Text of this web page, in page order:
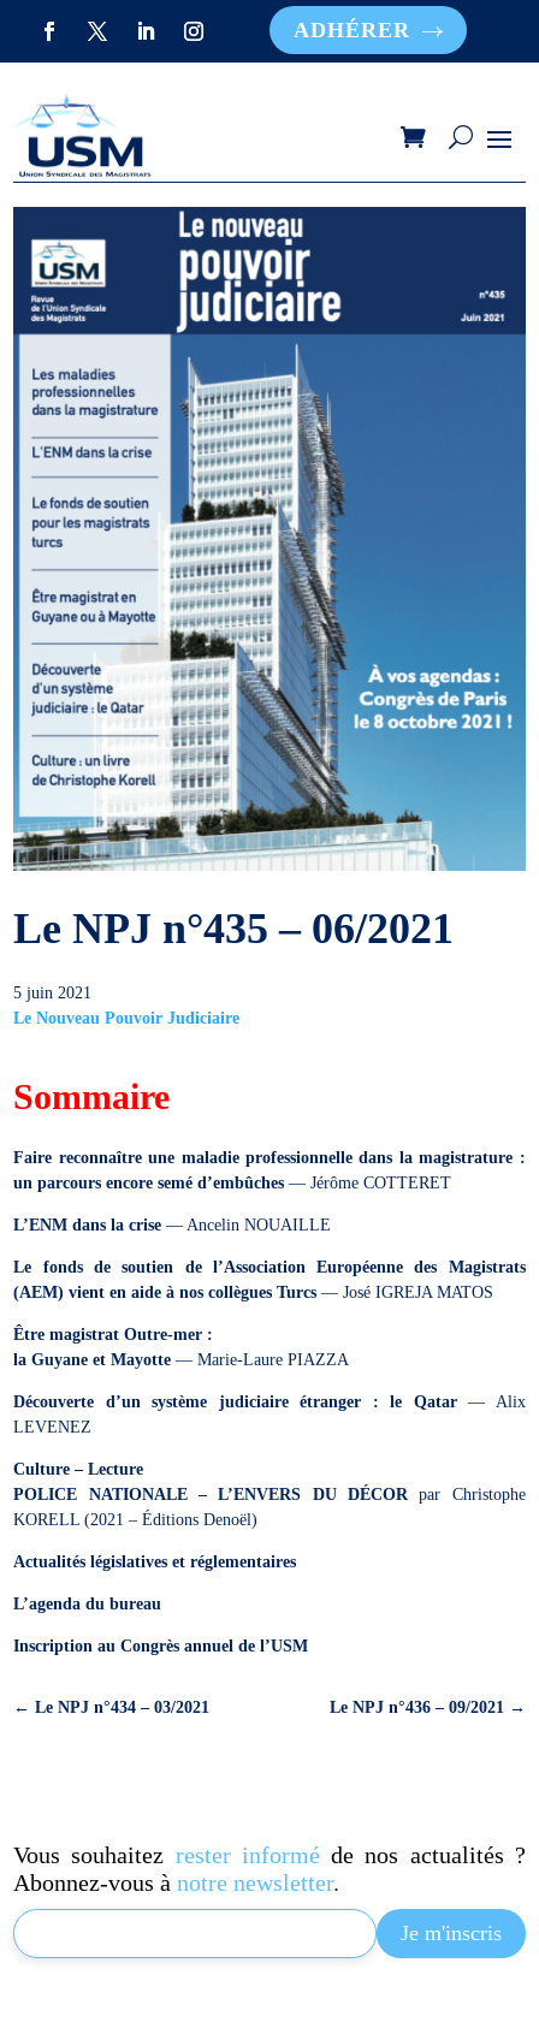
ADHÉRER
Le NPJ n°435 – 06/2021
5 juin 2021
Le Nouveau Pouvoir Judiciaire
Sommaire
Faire reconnaître une maladie professionnelle dans la magistrature :
un parcours encore semé d’embûches— Jérôme COTTERET
L’ENM dans la crise— Ancelin NOUAILLE
Le fonds de soutien de l’Association Européenne des Magistrats
(AEM) vient en aide à nos collègues Turcs— José IGREJA MATOS
Être magistrat Outre-mer :
la Guyane et Mayotte— Marie-Laure PIAZZA
Découverte d’un système judiciaire étranger : le Qatar— Alix
LEVENEZ
Culture – Lecture
POLICE NATIONALE – L’ENVERS DU DÉCORpar Christophe
KORELL (2021 – Éditions Denoël)
Actualités législatives et réglementaires
L’agenda du bureau
Inscription au Congrès annuel de l’USM
←Le NPJ n°434 – 03/2021 Le NPJ n°436 – 09/2021 →
Vous souhaitez rester informéde nos actualités ?
Abonnez-vous ànotre newsletter.